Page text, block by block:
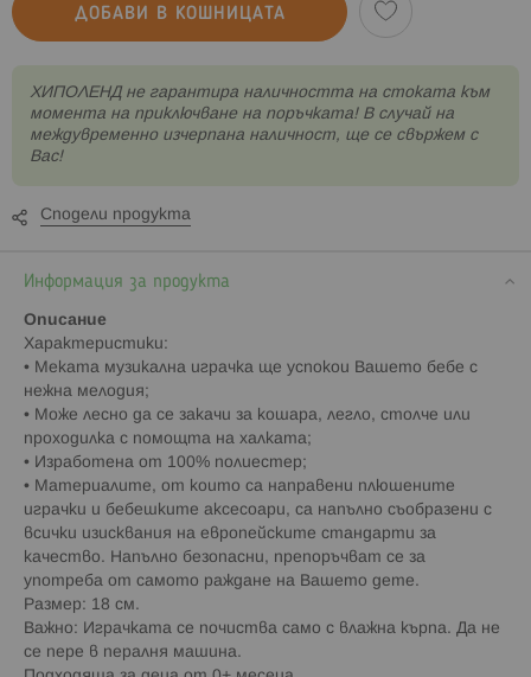
ДОБАВИ В КОШНИЦАТА
XИПОЛЕНД не гарантира наличността на стоката към
момента на приключване на поръчката! В случай на
междувременно изчерпана наличност, ще се свържем с
Вас!
Сподели продукта
Информация за продукта
Описание
Характеристики:
• Меката музикална играчка ще успокои Вашето бебе с
нежна мелодия;
• Може лесно да се закачи за кошара, легло, столче или
проходилка с помощта на халката;
• Изработена от 100% полиестер;
• Материалите, от които са направени плюшените
играчки и бебешките аксесоари, са напълно съобразени с
всички изисквания на европейските стандарти за
качество. Напълно безопасни, препоръчват се за
употреба от самото раждане на Вашето дете.
Размер: 18 см.
Важно: Играчката се почиства само с влажна кърпа. Да не
се пере в пералня машина.